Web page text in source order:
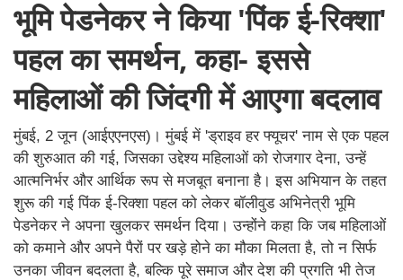
भूमि पेडनेकर ने किया 'पिंक ई-रिक्शा'
पहल का समर्थन, कहा- इससे
महिलाओं की जिंदगी में आएगा बदलाव
मुंबई, 2 जून (आईएएनएस)। मुंबई में 'ड्राइव हर फ्यूचर' नाम से एक
पहल की शुरुआत की गई, जिसका उद्देश्य महिलाओं को रोजगार देना,
उन्हें आत्मनिर्भर और आर्थिक रूप से मजबूत बनाना है। इस अभियान के
तहत शुरू की गई पिंक ई-रिक्शा पहल को लेकर बॉलीवुड अभिनेत्री भूमि
पेडनेकर ने अपना खुलकर समर्थन दिया। उन्होंने कहा कि जब महिलाओं
को कमाने और अपने पैरों पर खड़े होने का मौका मिलता है, तो न सिर्फ
उनका जीवन बदलता है, बल्कि पूरे समाज और देश की प्रगति भी तेज